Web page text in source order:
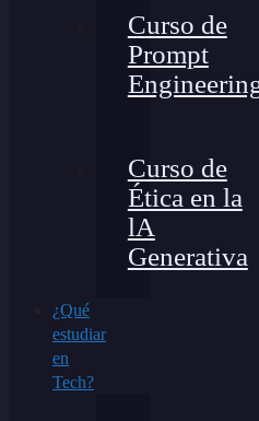
Curso de
Prompt
Curso de
Ética en la
lA
Generativa
¿Qué
estudiar
en
Tech?